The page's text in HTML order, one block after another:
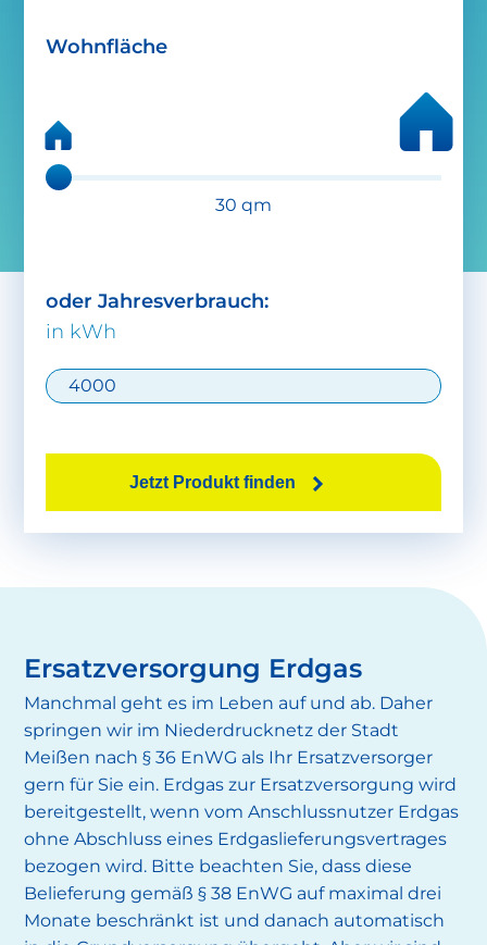
Wohnfläche
30 qm
oder Jahresverbrauch:
in kWh
Jetzt Produkt finden
Ersatzversorgung Erdgas
Manchmal geht es im Leben auf und ab. Daher
springen wir im Niederdrucknetz der Stadt
Meißen nach § 36 EnWG als Ihr Ersatzversorger
gern für Sie ein. Erdgas zur Ersatzversorgung wird
bereitgestellt, wenn vom Anschlussnutzer Erdgas
ohne Abschluss eines Erdgaslieferungsvertrages
bezogen wird. Bitte beachten Sie, dass diese
Belieferung gemäß § 38 EnWG auf maximal drei
Monate beschränkt ist und danach automatisch